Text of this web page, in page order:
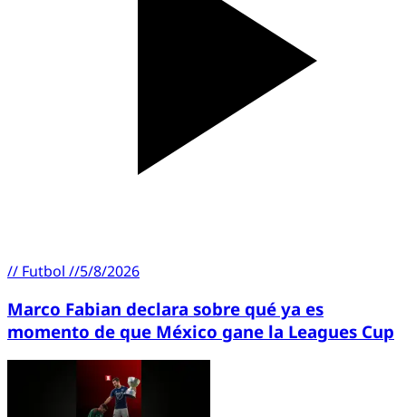
// Futbol //5/8/2026
Marco Fabian declara sobre qué ya es
momento de que México gane la Leagues Cup